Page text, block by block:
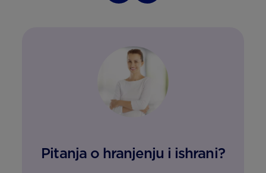
Pitanja o hranjenju i ishrani?